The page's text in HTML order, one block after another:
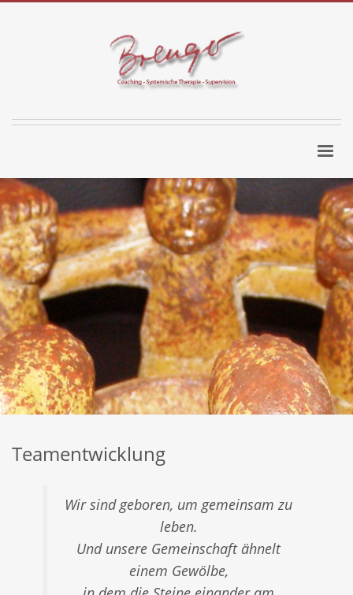
Teamentwicklung
Wir sind geboren, um gemeinsam zu
leben.
Und unsere Gemeinschaft ähnelt
einem Gewölbe,